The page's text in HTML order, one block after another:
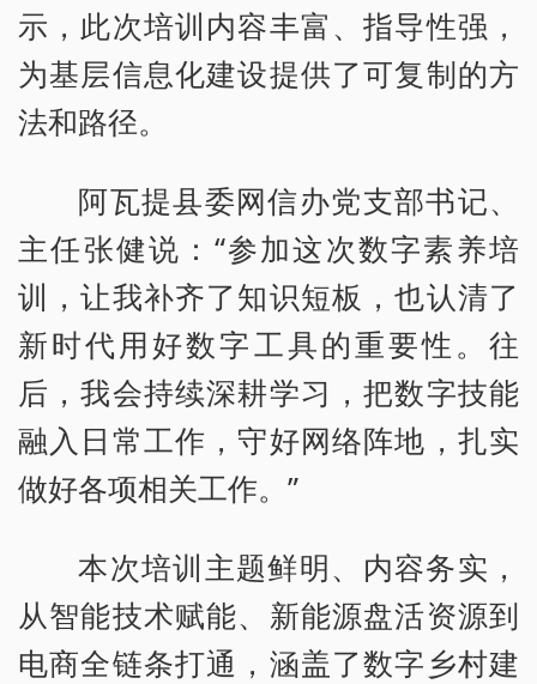
示，此次培训内容丰富、指导性强，
为基层信息化建设提供了可复制的方
法和路径。
阿瓦提县委网信办党支部书记、
主任张健说：“参加这次数字素养培
训，让我补齐了知识短板，也认清了
新时代用好数字工具的重要性。往
后，我会持续深耕学习，把数字技能
融入日常工作，守好网络阵地，扎实
做好各项相关工作。”
本次培训主题鲜明、内容务实，
从智能技术赋能、新能源盘活资源到
电商全链条打通，涵盖了数字乡村建